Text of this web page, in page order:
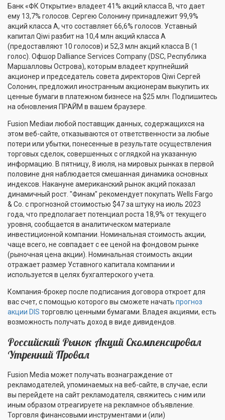
Банк «ФК Открытие» владеет 41% акций класса В, что дает
ему 13,7% голосов. Сергею Солонину принадлежит 99,9%
акций класса А, что составляет 66,6% голосов. Уставный
капитал Qiwi разбит на 10,4 млн акций класса А
(предоставляют 10 голосов) и 52,3 млн акций класса В (1
голос). Офшор Dalliance Services Company (DSC, Республика
Маршалловы Острова), которым владеет крупнейший
акционер и председатель совета директоров Qiwi Сергей
Солонин, предложил иностранным акционерам выкупить их
ценные бумаги в платежном бизнесе на $25 млн. Подпишитесь
на обновления ПРАЙМ в вашем браузере.
Fusion Mediaи любой поставщик данных, содержащихся на
этом веб-сайте, отказываются от ответственности за любые
потери или убытки, понесенные в результате осуществления
торговых сделок, совершенных с оглядкой на указанную
информацию. В пятницу, 8 июля, на мировых рынках в первой
половине дня наблюдается смешанная динамика основных
индексов. Накануне американский рынок акций показал
динамичный рост. "Финам" рекомендует покупать Wells Fargo
& Co. с прогнозной стоимостью $47 за штуку на июль 2023
года, что предполагает потенциал роста 18,9% от текущего
уровня, сообщается в аналитическом материале
инвестиционной компании. Номинальная стоимость акции,
чаще всего, не совпадает с ее ценой на фондовом рынке
(рыночная цена акции). Номинальная стоимость акции
отражает размер Уставного капитала компании и
используется в целях бухгалтерского учета.
Компания-брокер после подписания договора откроет для
вас счет, с помощью которого вы сможете начать прогноз
акции DIS торговлю ценными бумагами. Владея акциями, есть
возможность получать доход в виде дивидендов.
Российский Рынок Акций Скомпенсировал
Утренний Провал
Fusion Media может получать вознаграждение от
рекламодателей, упоминаемых на веб-сайте, в случае, если
вы перейдете на сайт рекламодателя, свяжитесь с ним или
иным образом отреагируете на рекламное объявление.
Торговля финансовыми инструментами и (или)